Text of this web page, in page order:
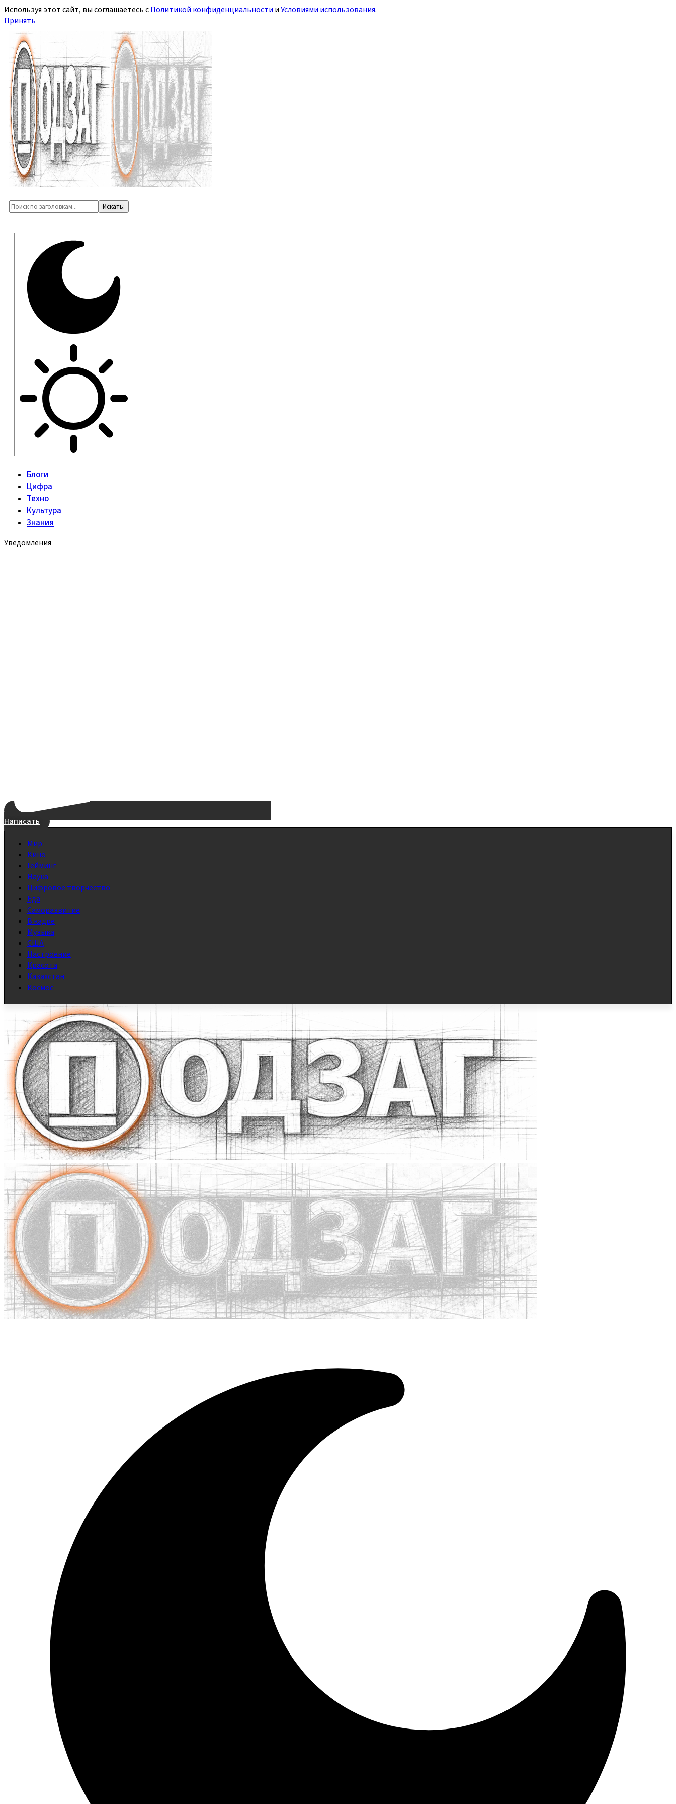
Используя этот сайт, вы соглашаетесь сПолитикой конфиденциальности иУсловиями использования.
Принять
Блоги
Цифра
Техно
Культура
Знания
Уведомления
Написать
Мир
Кино
Гейминг
Наука
Цифровое творчество
Еда
Саморазвитие
В кадре
Музыка
США
Настроение
Красота
Казахстан
Космос